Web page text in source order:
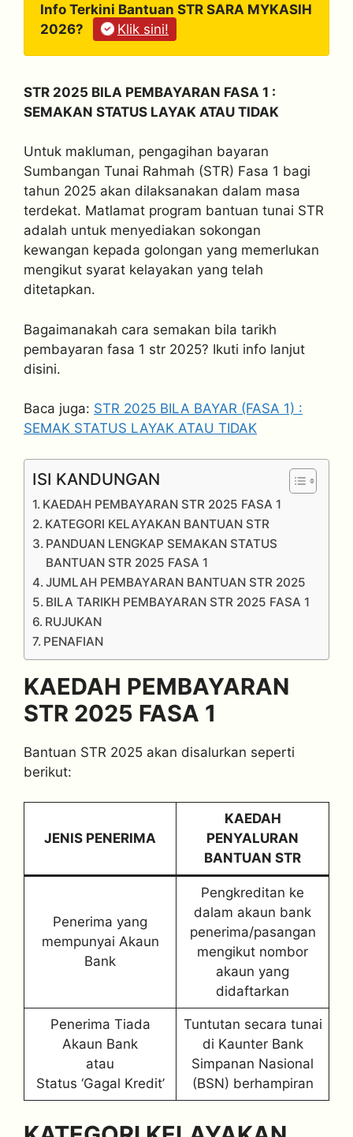
Info Terkini Bantuan STR SARA MYKASIH
2026?
Klik sini!
STR 2025 BILA PEMBAYARAN FASA 1 :
SEMAKAN STATUS LAYAK ATAU TIDAK
Untuk makluman, pengagihan bayaran
Sumbangan Tunai Rahmah (STR) Fasa 1 bagi
tahun 2025 akan dilaksanakan dalam masa
terdekat. Matlamat program bantuan tunai STR
adalah untuk menyediakan sokongan
kewangan kepada golongan yang memerlukan
mengikut syarat kelayakan yang telah
ditetapkan.
Bagaimanakah cara semakan bila tarikh
pembayaran fasa 1 str 2025? Ikuti info lanjut
disini.
Baca juga: STR 2025 BILA BAYAR (FASA 1) :
SEMAK STATUS LAYAK ATAU TIDAK
ISI KANDUNGAN
KAEDAH PEMBAYARAN STR 2025 FASA 1
KATEGORI KELAYAKAN BANTUAN STR
PANDUAN LENGKAP SEMAKAN STATUS
BANTUAN STR 2025 FASA 1
JUMLAH PEMBAYARAN BANTUAN STR 2025
BILA TARIKH PEMBAYARAN STR 2025 FASA 1
RUJUKAN
PENAFIAN
KAEDAH PEMBAYARAN
STR 2025 FASA 1
Bantuan STR 2025 akan disalurkan seperti
berikut:
JENIS PENERIMA
KAEDAH
PENYALURAN
BANTUAN STR
Penerima yang
mempunyai Akaun
Bank
Pengkreditan ke
dalam akaun bank
penerima/pasangan
mengikut nombor
akaun yang
didaftarkan
Penerima Tiada
Akaun Bank
atau
Status ‘Gagal Kredit’
Tuntutan secara tunai
di Kaunter Bank
Simpanan Nasional
(BSN) berhampiran